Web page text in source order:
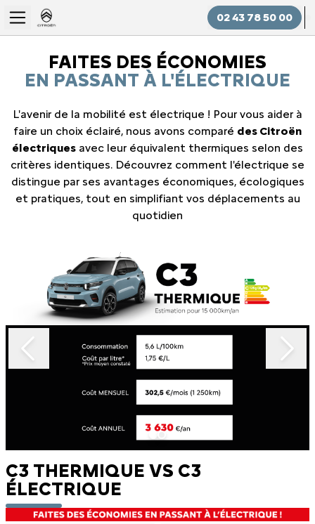
02 43 78 50 00
FAITES DES ÉCONOMIES
EN PASSANT À L'ÉLECTRIQUE
L'avenir de la mobilité est électrique ! Pour vous aider à
faire un choix éclairé, nous avons comparé des Citroën
électriques avec leur équivalent thermiques selon des
critères identiques. Découvrez comment l'électrique se
distingue par ses avantages économiques, écologiques
et pratiques, tout en simplifiant vos déplacements au
quotidien
C3 THERMIQUE VS C3
ÉLECTRIQUE